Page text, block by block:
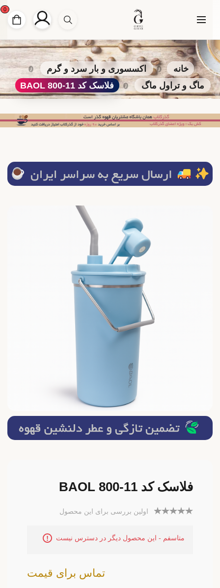
خانه
اکسسوری و بار سرد و گرم
ماگ و تراول ماگ
فلاسک کد 11-800 BAOL
فلاسک کد 11-800 BAOL
اولین بررسی برای این محصول
متاسفم - این محصول دیگر در دسترس نیست
تماس برای قیمت